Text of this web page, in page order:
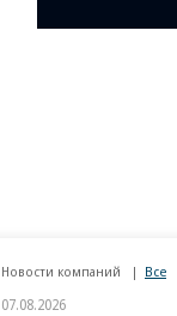
Новости компаний Все
07.08.2026